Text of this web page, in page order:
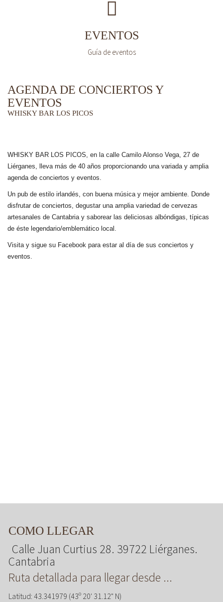
EVENTOS
Guía de eventos
AGENDA DE CONCIERTOS Y
EVENTOS
WHISKY BAR LOS PICOS
WHISKY BAR LOS PICOS, en la calle Camilo Alonso Vega, 27 de
Liérganes, lleva más de 40 años proporcionando una variada y amplia
agenda de conciertos y eventos.
Un pub de estilo irlandés, con buena música y mejor ambiente. Donde
disfrutar de conciertos, degustar una amplia variedad de cervezas
artesanales de Cantabria y saborear las deliciosas albóndigas, típicas
de éste legendario/emblemático local.
Visita y sigue su Facebook para estar al día de sus conciertos y
eventos.
COMO LLEGAR
Calle Juan Curtius 28. 39722 Liérganes.
Cantabria
Ruta detallada para llegar desde ...
Latitud: 43.341979 (43º 20' 31.12" N)